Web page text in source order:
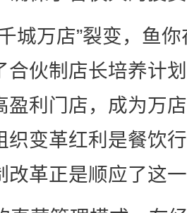
城万店”裂变，鱼
合伙制店长培养计
盈利门店，成为万
织变革红利是餐饮
改革正是顺应了这